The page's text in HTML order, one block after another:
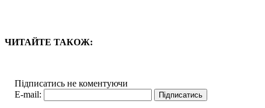
ЧИТАЙТЕ ТАКОЖ:
Підписатись не коментуючи
E-mail: